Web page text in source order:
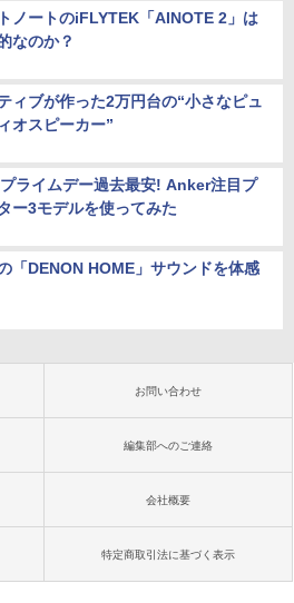
ノートのiFLYTEK「AINOTE 2」は
なのか？
ィブが作った2万円台の“小さなピュ
オスピーカー”
ライムデー過去最安! Anker注目プ
ー3モデルを使ってみた
「DENON HOME」サウンドを体感
お問い合わせ
編集部へのご連絡
会社概要
特定商取引法に基づく表示